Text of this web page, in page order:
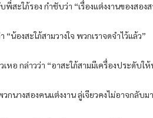
พี่สะใภ้รอง กำชับว่า “เรื่องแต่งงานของสอ
น้องสะใภ้สามวางใจ พวกเราจดจำไว้แล้ว”
หอ กล่าวว่า “อาสะใภ้สามมีเครื่องประดั
นางสองคนแต่งงาน ลู่เจียวคงไม่อาจกลับม